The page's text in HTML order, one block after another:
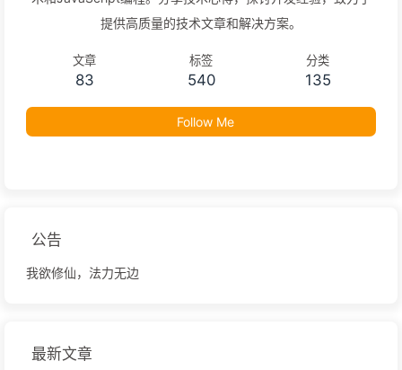
提供高质量的技术文章和解决方案。
文章
83
标签
540
分类
135
Follow Me
公告
我欲修仙，法力无边
最新文章